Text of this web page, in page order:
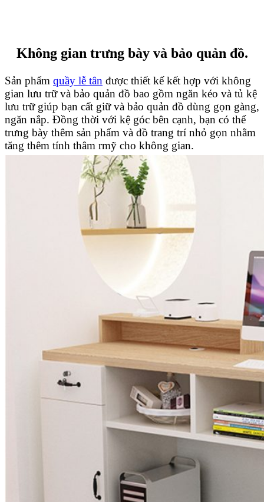
Không gian trưng bày và bảo quản đồ.
Sản phẩm quầy lễ tân được thiết kế kết hợp với không
gian lưu trữ và bảo quản đồ bao gồm ngăn kéo và tủ kệ
lưu trữ giúp bạn cất giữ và bảo quản đồ dùng gọn gàng,
ngăn nắp. Đồng thời với kệ góc bên cạnh, bạn có thể
trưng bày thêm sản phẩm và đồ trang trí nhỏ gọn nhằm
tăng thêm tính thâm rmỹ cho không gian.